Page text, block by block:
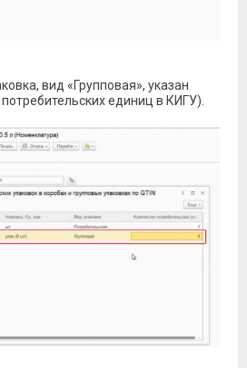
вид «Групповая», указан
единиц в КИГУ).